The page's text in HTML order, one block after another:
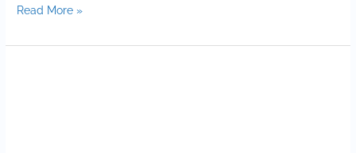
Read More »